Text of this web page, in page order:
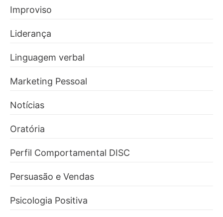
Improviso
Liderança
Linguagem verbal
Marketing Pessoal
Notícias
Oratória
Perfil Comportamental DISC
Persuasão e Vendas
Psicologia Positiva